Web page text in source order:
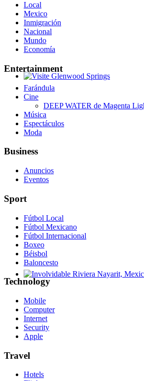
Glenwood Springs - Bello y
Involvidable Riviera Nayarit, Mexico
Local
Mexico
Inmigración
Nacional
Mundo
Economía
Entertainment
Farándula
Cine
DEEP WATER de Magenta
Música
Espectáculos
Moda
Business
Anuncios
Eventos
Sport
Fútbol Local
Fútbol Mexicano
Fútbol Internacional
Boxeo
Béisbol
Baloncesto
Technology
Mobile
Computer
Internet
Security
Apple
Travel
Hotels